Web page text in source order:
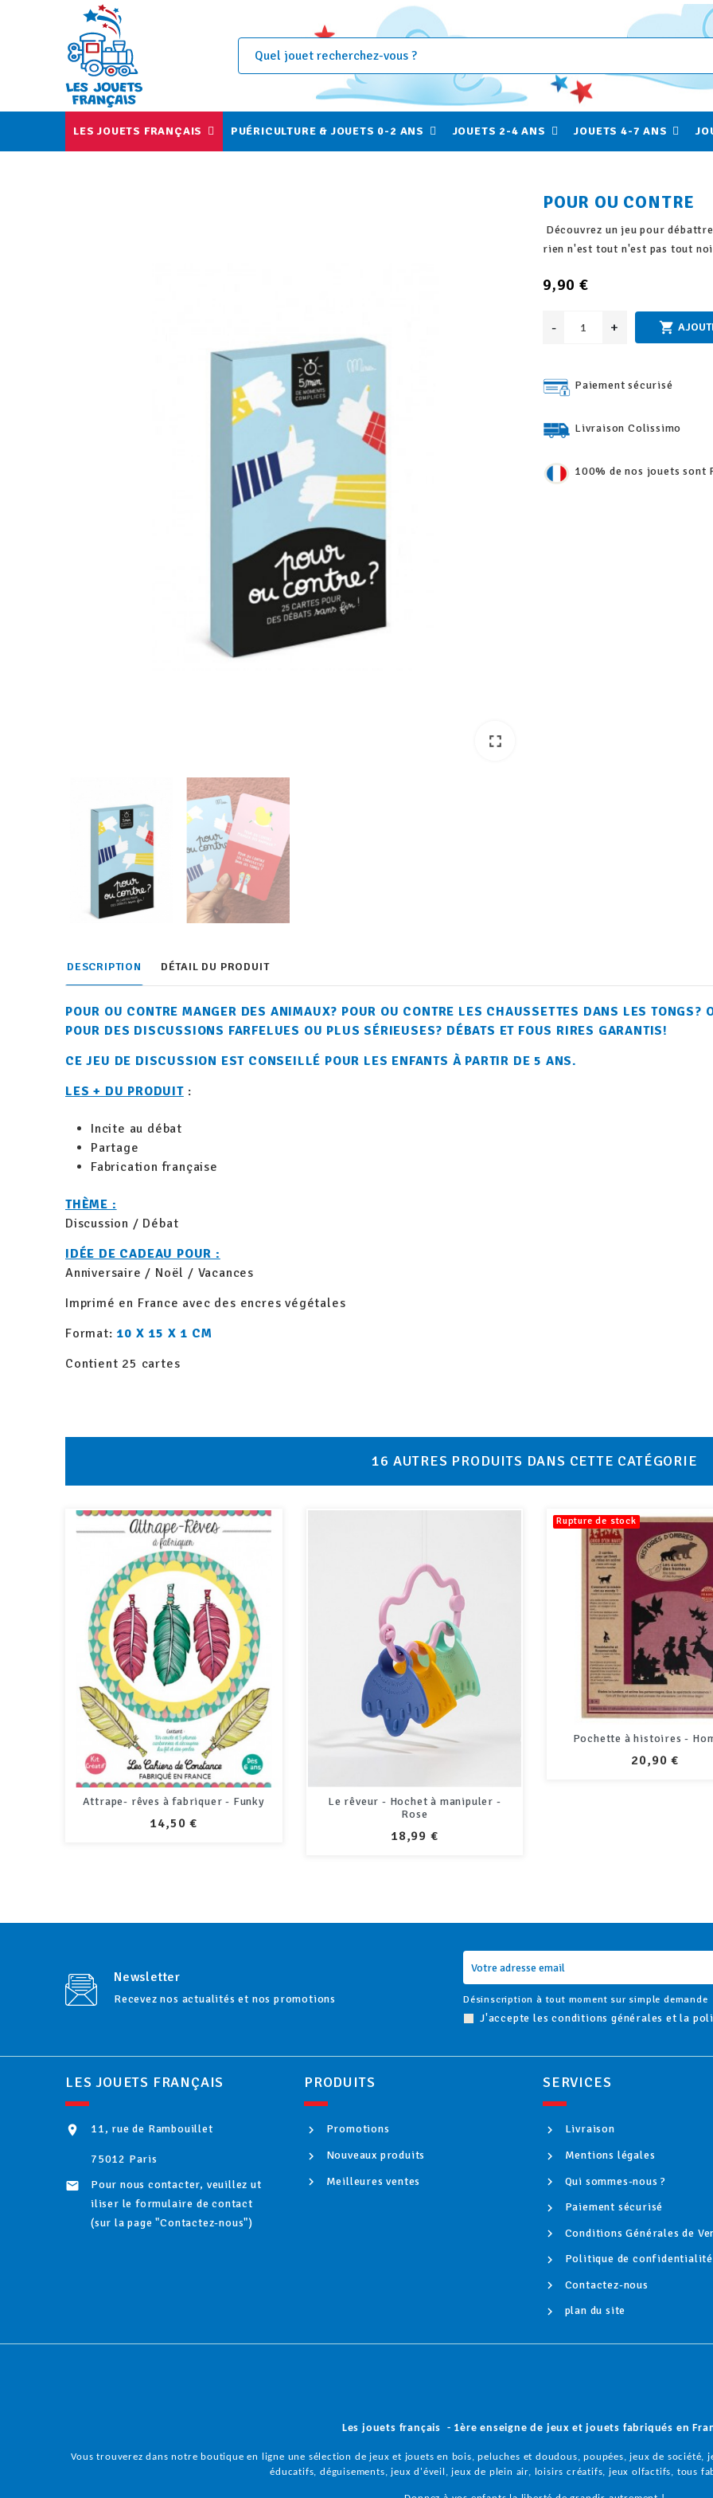
LES JOUETS FRANÇAIS PUÉRICULTURE & JOUETS 0-2 ANS JOUETS 2-4 ANS JOUETS 4-7 ANS
fullscreen
fullscreen
POUR OU CONTRE
Découvrez un jeu pour
rien n'est tout n'est pas tout
9,90 €
- + 
Paiement sécurisé
Livraison Colissimo
100% de nos jouets sont
DESCRIPTION DÉTAIL DU PRODUIT
POUR OU CONTRE MANGER DES ANIMAUX? POUR OU CONTRE LES CHAUSSETTES DANS LES TONGS?
POUR DES DISCUSSIONS FARFELUES OU PLUS SÉRIEUSES? DÉBATS ET FOUS RIRES GARANTIS!
CE JEU DE DISCUSSION EST CONSEILLÉ POUR LES ENFANTS À PARTIR DE 5 ANS.
LES + DU PRODUIT:
Incite au débat
Partage
Fabrication française
THÈME :
Discussion / Débat
IDÉE DE CADEAU POUR :
Anniversaire / Noël / Vacances
Imprimé en France avec des encres végétales
Format: 10 X 15 X 1 CM
Contient 25 cartes
16 AUTRES PRODUITS DANS CETTE CATÉGORIE
Le rêveur - Hochet à manipuler -
Pochette à histoires - Hommes
Rupture de stock
Newsletter
Recevez nos actualités et nos promotions Désinscription à tout moment sur simple demande
J'accepte les conditions générales et la
LES JOUETS FRANÇAIS
 11, rue de Rambouillet
75012 Paris

Pour nous contacter, veuillez ut
iliser le formulaire de contact
(sur la page "Contactez-nous")
PRODUITS
Promotions
Nouveaux produits
Meilleures ventes
SERVICES
Livraison
Mentions légales
Qui sommes-nous ?
Paiement sécurisé
Conditions Générales de
Politique de confidentialité
Contactez-nous
plan du site
Les jouets français - 1ère enseigne de jeux et jouets fabriqués en
Vous trouverez dans notre boutique en ligne une sélection de jeux et jouets en bois, peluches et doudous, poupées, jeux de
éducatifs, déguisements, jeux d'éveil, jeux de plein air, loisirs créatifs, jeux olfactifs, tous